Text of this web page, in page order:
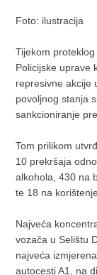
Foto: ilustracija
Tijekom
Policijske uprave
represivne akcije
povoljnog stanja
sankcioniranje
Tom prilikom
10 prekršaja
alkohola, 430 na
te 18 na
Najveća
vozača u Selištu
najveća
autocesti A1, na